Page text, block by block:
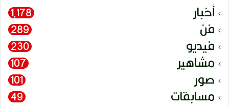
أخبار 1٬178
فن 289
فيديو 230
مشاهير 107
صور 101
مسابقات 49